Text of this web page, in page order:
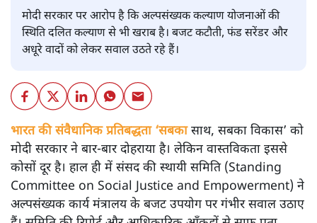
मोदी सरकार पर आरोप है कि अल्पसंख्यक कल्याण योजनाओं की
स्थिति दलित कल्याण से भी खराब है। बजट कटौती, फंड सरेंडर और
अधूरे वादों को लेकर सवाल उठते रहे हैं।
भारत की संवैधानिक प्रतिबद्धता ‘सबकासाथ, सबका विकास’ को
मोदी सरकार ने बार-बार दोहराया है। लेकिन वास्तविकता इससे
कोसों दूर है। हाल ही में संसद की स्थायी समिति (Standing
Committee on Social Justice and Empowerment) ने
अल्पसंख्यक कार्य मंत्रालय के बजट उपयोग पर गंभीर सवाल उठाए